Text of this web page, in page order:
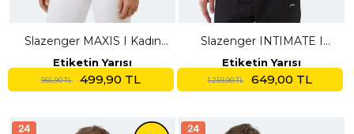
Slazenger MAXIS I Kadın
Dik Yaka Fermuarlı Kırmızı
Sweatshırt
Etiketin Yarısı
966,90 TL 499,90 TL
Slazenger INTIMATE I
Erkek Dik Yaka Fermuarlı
Sarı Sweatshırt
Etiketin Yarısı
1.259,90 TL 649,00 TL